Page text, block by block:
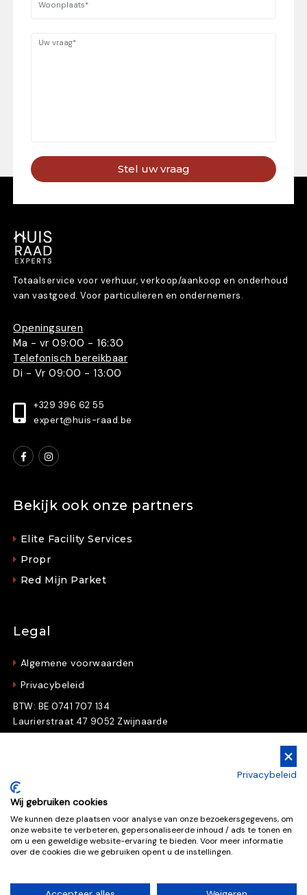
Stel uw vraag
Totaalservice voor verhuur, verkoop/aankoop en onderhoud
van vastgoed. Voor particulieren en ondernemers.
Openingsuren
Ma - vr 09:00 - 16:30
Telefonisch bereikbaar
Di - Vr 09:00 - 13:00
+329 396 62 55
expert@huis-raad.be
Bekijk ook onze partners
Elite Facility Services
Propr
Red Mijn Parket
Legal
Algemene voorwaarden
Privacybeleid
BTW: BE 0741 707 134
Laurierstraat 47 9052 Zwijnaarde
Download nu gratis e-books en whitepapers
Gratis downloads
Privacybeleid
Wij gebruiken cookies
We kunnen deze plaatsen voor analyse van onze bezoekersgegevens, om
onze website te verbeteren, gepersonaliseerde inhoud / ads te tonen en
om u een geweldige website-ervaring te bieden. Voor meer informatie
over de cookies die we gebruiken opent u de instellingen.